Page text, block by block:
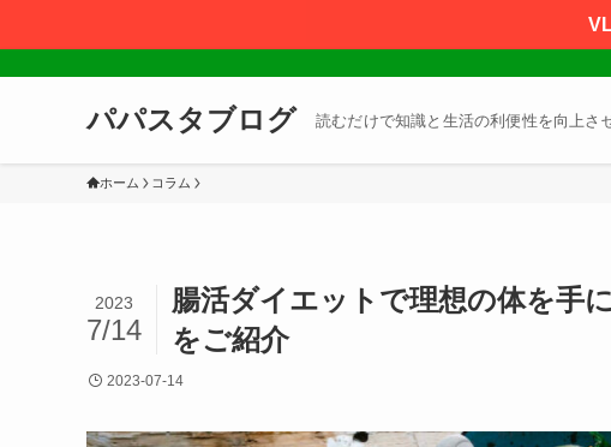
パパスタブログ 読むだけで知識と生活の利便性を向上さ
ホーム コラム
腸活ダイエットで理想の体を手
をご紹介
2023
7/14
2023-07-14